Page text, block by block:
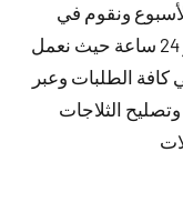
ونقوم في
توفير خدمة الصيانة والتصليح على مدار 24 ساعة حيث نعمل
الطلبات وعبر
الثلاجات